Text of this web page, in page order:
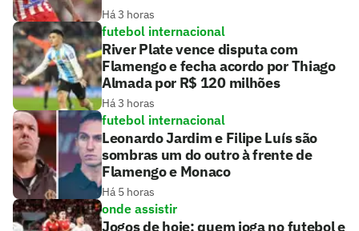
Há 3 horas
futebol internacional
River Plate vence disputa com
Flamengo e fecha acordo por Thiago
Almada por R$ 120 milhões
Há 3 horas
futebol internacional
Leonardo Jardim e Filipe Luís são
sombras um do outro à frente de
Flamengo e Monaco
Há 5 horas
onde assistir
Jogos de hoje: quem joga no futebol e